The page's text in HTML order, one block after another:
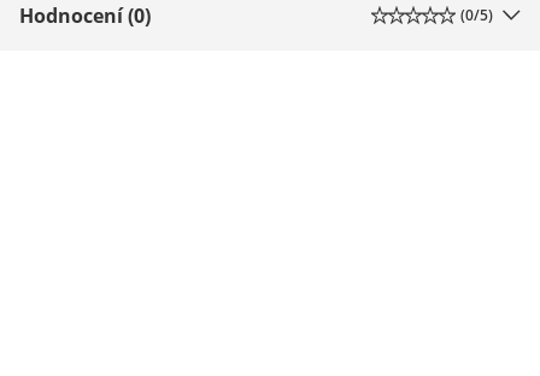
Hodnocení (0) (0/5)